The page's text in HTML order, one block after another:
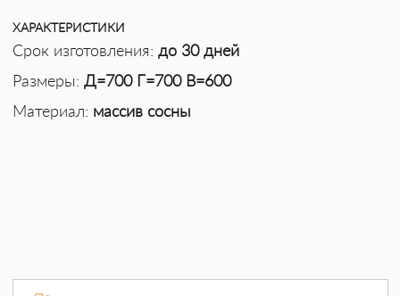
ХАРАКТЕРИСТИКИ
Срок изготовления: до 30 дней
Размеры: Д=700 Г=700 В=600
Материал: массив сосны